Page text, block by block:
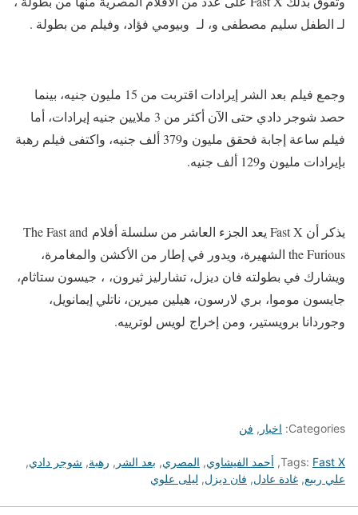
لـ الطفل سليم مصطفى و، لـ وبيومي فؤاد، وفيلم من بطولة .
وجمع فيلم بعد الشر إيرادات اقتربت من 15 مليون جنيه، بينما
حصد شوجر دادي حتى الآن أكثر من 3 ملايين جنيه إيرادات، أما
فيلم ساعة إجابة فحقق مليون و379 ألف جنيه، واكتفى فيلم رهبة
بإيرادات مليون و129 ألف جنيه.
يذكر أن Fast X يعد الجزء العاشر من سلسلة أفلام The Fast and
the Furious الشهيرة، ويدور في إطار من الأكشن والمغامرة،
ويشارك في بطولته فان ديزل، تشارليز ثيرون، ، جيسون ستاثام،
جايسون موموا، بري لارسون، هيلين ميرين، ناتلي إيمانويل،
وجوردانا برويستير، ومن إخراج لويس لوترييه.
Categories: اخبار , فن
Tags: Fast X
, أحمد الفيشاوي, المصري, بعد الشر , رهبة, شوجر دادي,
علي ربيع, غادة عادل, فان ديزل, ليلى علوي